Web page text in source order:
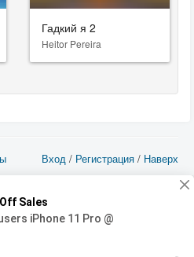
Гадкий я 2
Heitor Pereira
Вход / Регистрация / Наверх
только в том в случае, если
целями - для прочих целей
запись.